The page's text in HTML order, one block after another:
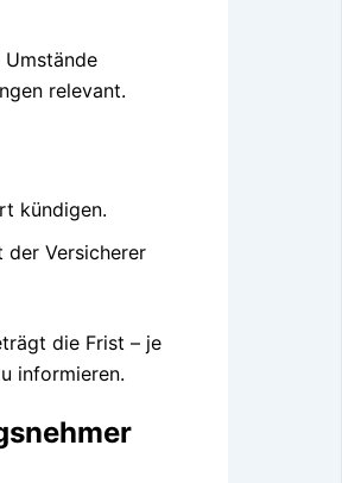
relevant.
kündigen.
der Versicherer
die Frist – je
informieren.